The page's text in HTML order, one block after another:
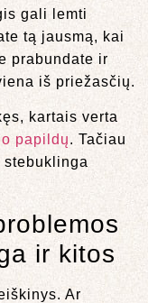
gali lemti
tą jausmą, kai
prabundate ir
iš priežasčių.
kartais verta
papildų. Tačiau
ir kitos
Ar